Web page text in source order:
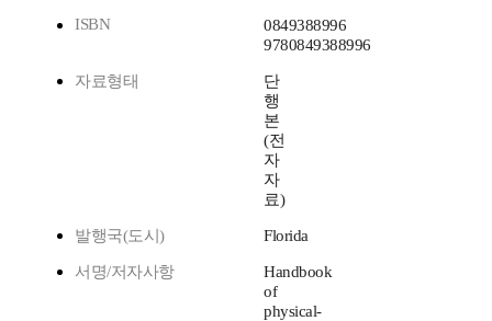
ISBN
0849388996
9780849388996
자료형태
단
행
본
(전
자
자
료)
발행국(도시) Florida
서명/저자사항
Handbook
of
physical-